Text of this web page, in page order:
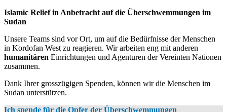
Islamic Relief in Anbetracht auf die Überschwemmungen im
Sudan
Unsere Teams sind vor Ort, um auf die Bedürfnisse der Menschen
in Kordofan West zu reagieren. Wir arbeiten eng mit anderen
humanitären Einrichtungen und Agenturen der Vereinten Nationen
zusammen.
Dank Ihrer grosszügigen Spenden, können wir die Menschen im
Sudan unterstützen.
Ich spende für die Opfer der Überschwemmungen